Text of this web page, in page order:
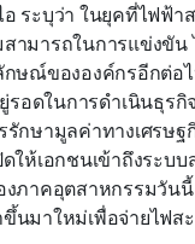
ระบุว่า ในยุคที่ไฟฟ้า
ามารถในการแข่งขัน
กษณ์ขององค์กรอีกต่อ
อดในการดำเนินธุรกิ
รักษามูลค่าทางเศรษฐ
ดให้เอกชนเข้าถึงระบ
งภาคอุตสาหกรรมวัน
นมาใหม่เพื่อจ่ายไฟส